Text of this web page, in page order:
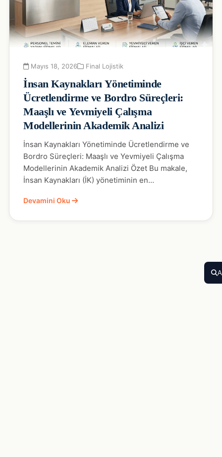
Mayıs 18, 2026 Final Lojistik
İnsan Kaynakları Yönetiminde
Ücretlendirme ve Bordro Süreçleri:
Maaşlı ve Yevmiyeli Çalışma
Modellerinin Akademik Analizi
İnsan Kaynakları Yönetiminde Ücretlendirme ve
Bordro Süreçleri: Maaşlı ve Yevmiyeli Çalışma
Modellerinin Akademik Analizi Özet Bu makale,
İnsan Kaynakları (İK) yönetiminin en…
Devamini Oku